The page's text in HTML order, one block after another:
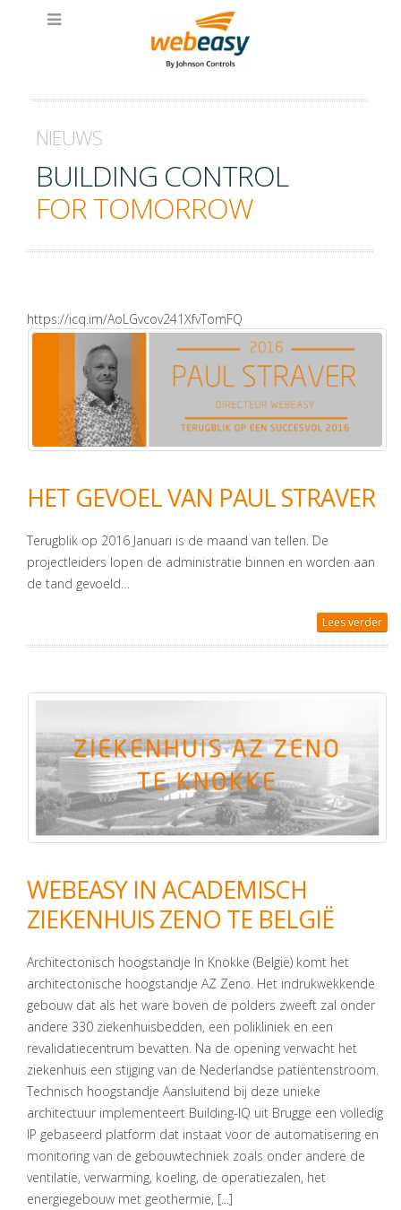
NIEUWS
BUILDING CONTROL
FOR TOMORROW
https://icq.im/AoLGvcov241XfvTomFQ
HET GEVOEL VAN PAUL STRAVER
Terugblik op 2016 Januari is de maand van tellen. De
projectleiders lopen de administratie binnen en worden aan
de tand gevoeld…
Lees verder
WEBEASY IN ACADEMISCH
ZIEKENHUIS ZENO TE BELGIË
Architectonisch hoogstandje In Knokke (België) komt het
architectonische hoogstandje AZ Zeno. Het indrukwekkende
gebouw dat als het ware boven de polders zweeft zal onder
andere 330 ziekenhuisbedden, een polikliniek en een
revalidatiecentrum bevatten. Na de opening verwacht het
ziekenhuis een stijging van de Nederlandse patiëntenstroom.
Technisch hoogstandje Aansluitend bij deze unieke
architectuur implementeert Building-IQ uit Brugge een volledig
IP gebaseerd platform dat instaat voor de automatisering en
monitoring van de gebouwtechniek zoals onder andere de
ventilatie, verwarming, koeling, de operatiezalen, het
energiegebouw met geothermie, [...]